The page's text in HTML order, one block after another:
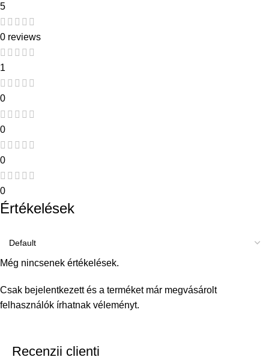
5
0 reviews
1
0
0
0
0
Értékelések
Még nincsenek értékelések.
Csak bejelentkezett és a terméket már megvásárolt
felhasználók írhatnak véleményt.
Recenzii clienti